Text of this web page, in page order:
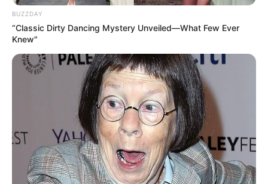
BUZZDAY
“Classic Dirty Dancing Mystery Unveiled—What Few Ever
Knew"